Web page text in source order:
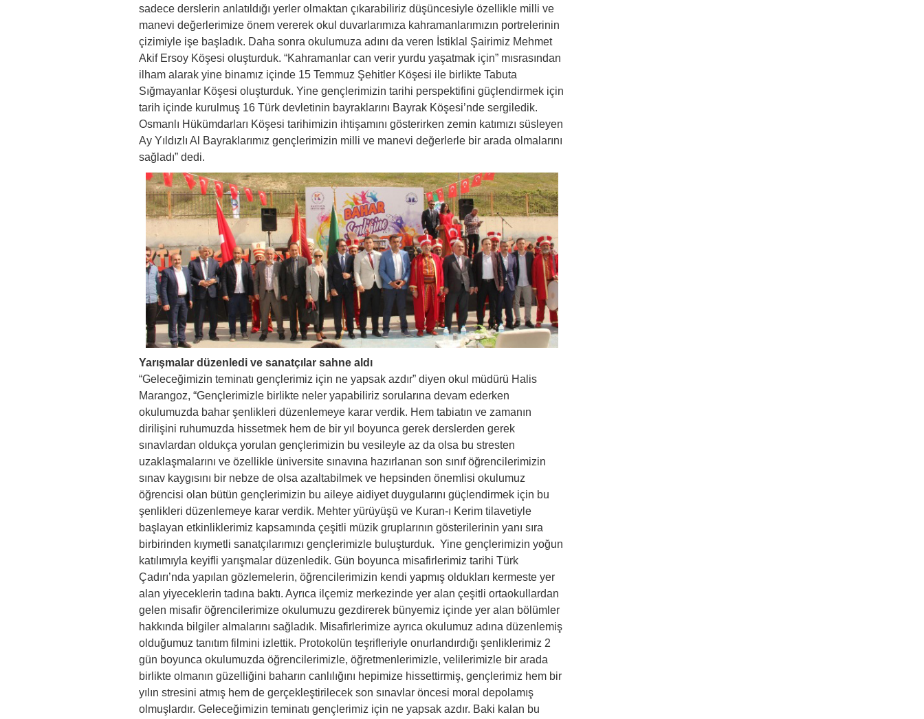
sadece derslerin anlatıldığı yerler olmaktan çıkarabiliriz düşüncesiyle özellikle milli ve
manevi değerlerimize önem vererek okul duvarlarımıza kahramanlarımızın portrelerinin
çizimiyle işe başladık. Daha sonra okulumuza adını da veren İstiklal Şairimiz Mehmet
Akif Ersoy Köşesi oluşturduk. “Kahramanlar can verir yurdu yaşatmak için” mısrasından
ilham alarak yine binamız içinde 15 Temmuz Şehitler Köşesi ile birlikte Tabuta
Sığmayanlar Köşesi oluşturduk. Yine gençlerimizin tarihi perspektifini güçlendirmek için
tarih içinde kurulmuş 16 Türk devletinin bayraklarını Bayrak Köşesi’nde sergiledik.
Osmanlı Hükümdarları Köşesi tarihimizin ihtişamını gösterirken zemin katımızı süsleyen
Ay Yıldızlı Al Bayraklarımız gençlerimizin milli ve manevi değerlerle bir arada olmalarını
sağladı” dedi.
Yarışmalar düzenledi ve sanatçılar sahne aldı
“Geleceğimizin teminatı gençlerimiz için ne yapsak azdır” diyen okul müdürü Halis
Marangoz, “Gençlerimizle birlikte neler yapabiliriz sorularına devam ederken
okulumuzda bahar şenlikleri düzenlemeye karar verdik. Hem tabiatın ve zamanın
dirilişini ruhumuzda hissetmek hem de bir yıl boyunca gerek derslerden gerek
sınavlardan oldukça yorulan gençlerimizin bu vesileyle az da olsa bu stresten
uzaklaşmalarını ve özellikle üniversite sınavına hazırlanan son sınıf öğrencilerimizin
sınav kaygısını bir nebze de olsa azaltabilmek ve hepsinden önemlisi okulumuz
öğrencisi olan bütün gençlerimizin bu aileye aidiyet duygularını güçlendirmek için bu
şenlikleri düzenlemeye karar verdik. Mehter yürüyüşü ve Kuran-ı Kerim tilavetiyle
başlayan etkinliklerimiz kapsamında çeşitli müzik gruplarının gösterilerinin yanı sıra
birbirinden kıymetli sanatçılarımızı gençlerimizle buluşturduk. Yine gençlerimizin yoğun
katılımıyla keyifli yarışmalar düzenledik. Gün boyunca misafirlerimiz tarihi Türk
Çadırı’nda yapılan gözlemelerin, öğrencilerimizin kendi yapmış oldukları kermeste yer
alan yiyeceklerin tadına baktı. Ayrıca ilçemiz merkezinde yer alan çeşitli ortaokullardan
gelen misafir öğrencilerimize okulumuzu gezdirerek bünyemiz içinde yer alan bölümler
hakkında bilgiler almalarını sağladık. Misafirlerimize ayrıca okulumuz adına düzenlemiş
olduğumuz tanıtım filmini izlettik. Protokolün teşrifleriyle onurlandırdığı şenliklerimiz 2
gün boyunca okulumuzda öğrencilerimizle, öğretmenlerimizle, velilerimizle bir arada
birlikte olmanın güzelliğini baharın canlılığını hepimize hissettirmiş, gençlerimiz hem bir
yılın stresini atmış hem de gerçekleştirilecek son sınavlar öncesi moral depolamış
olmuşlardır. Geleceğimizin teminatı gençlerimiz için ne yapsak azdır. Baki kalan bu